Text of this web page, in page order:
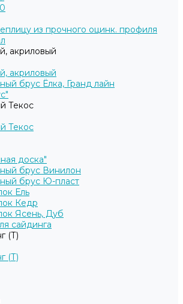
из прочного оцинк. профиля
акриловый
акриловый
брус Ёлка, Гранд лайн
Текос
Текос
доска"
брус Винилон
брус Ю-пласт
Ель
Кедр
Ясень, Дуб
сайдинга
(Т)
(Т)